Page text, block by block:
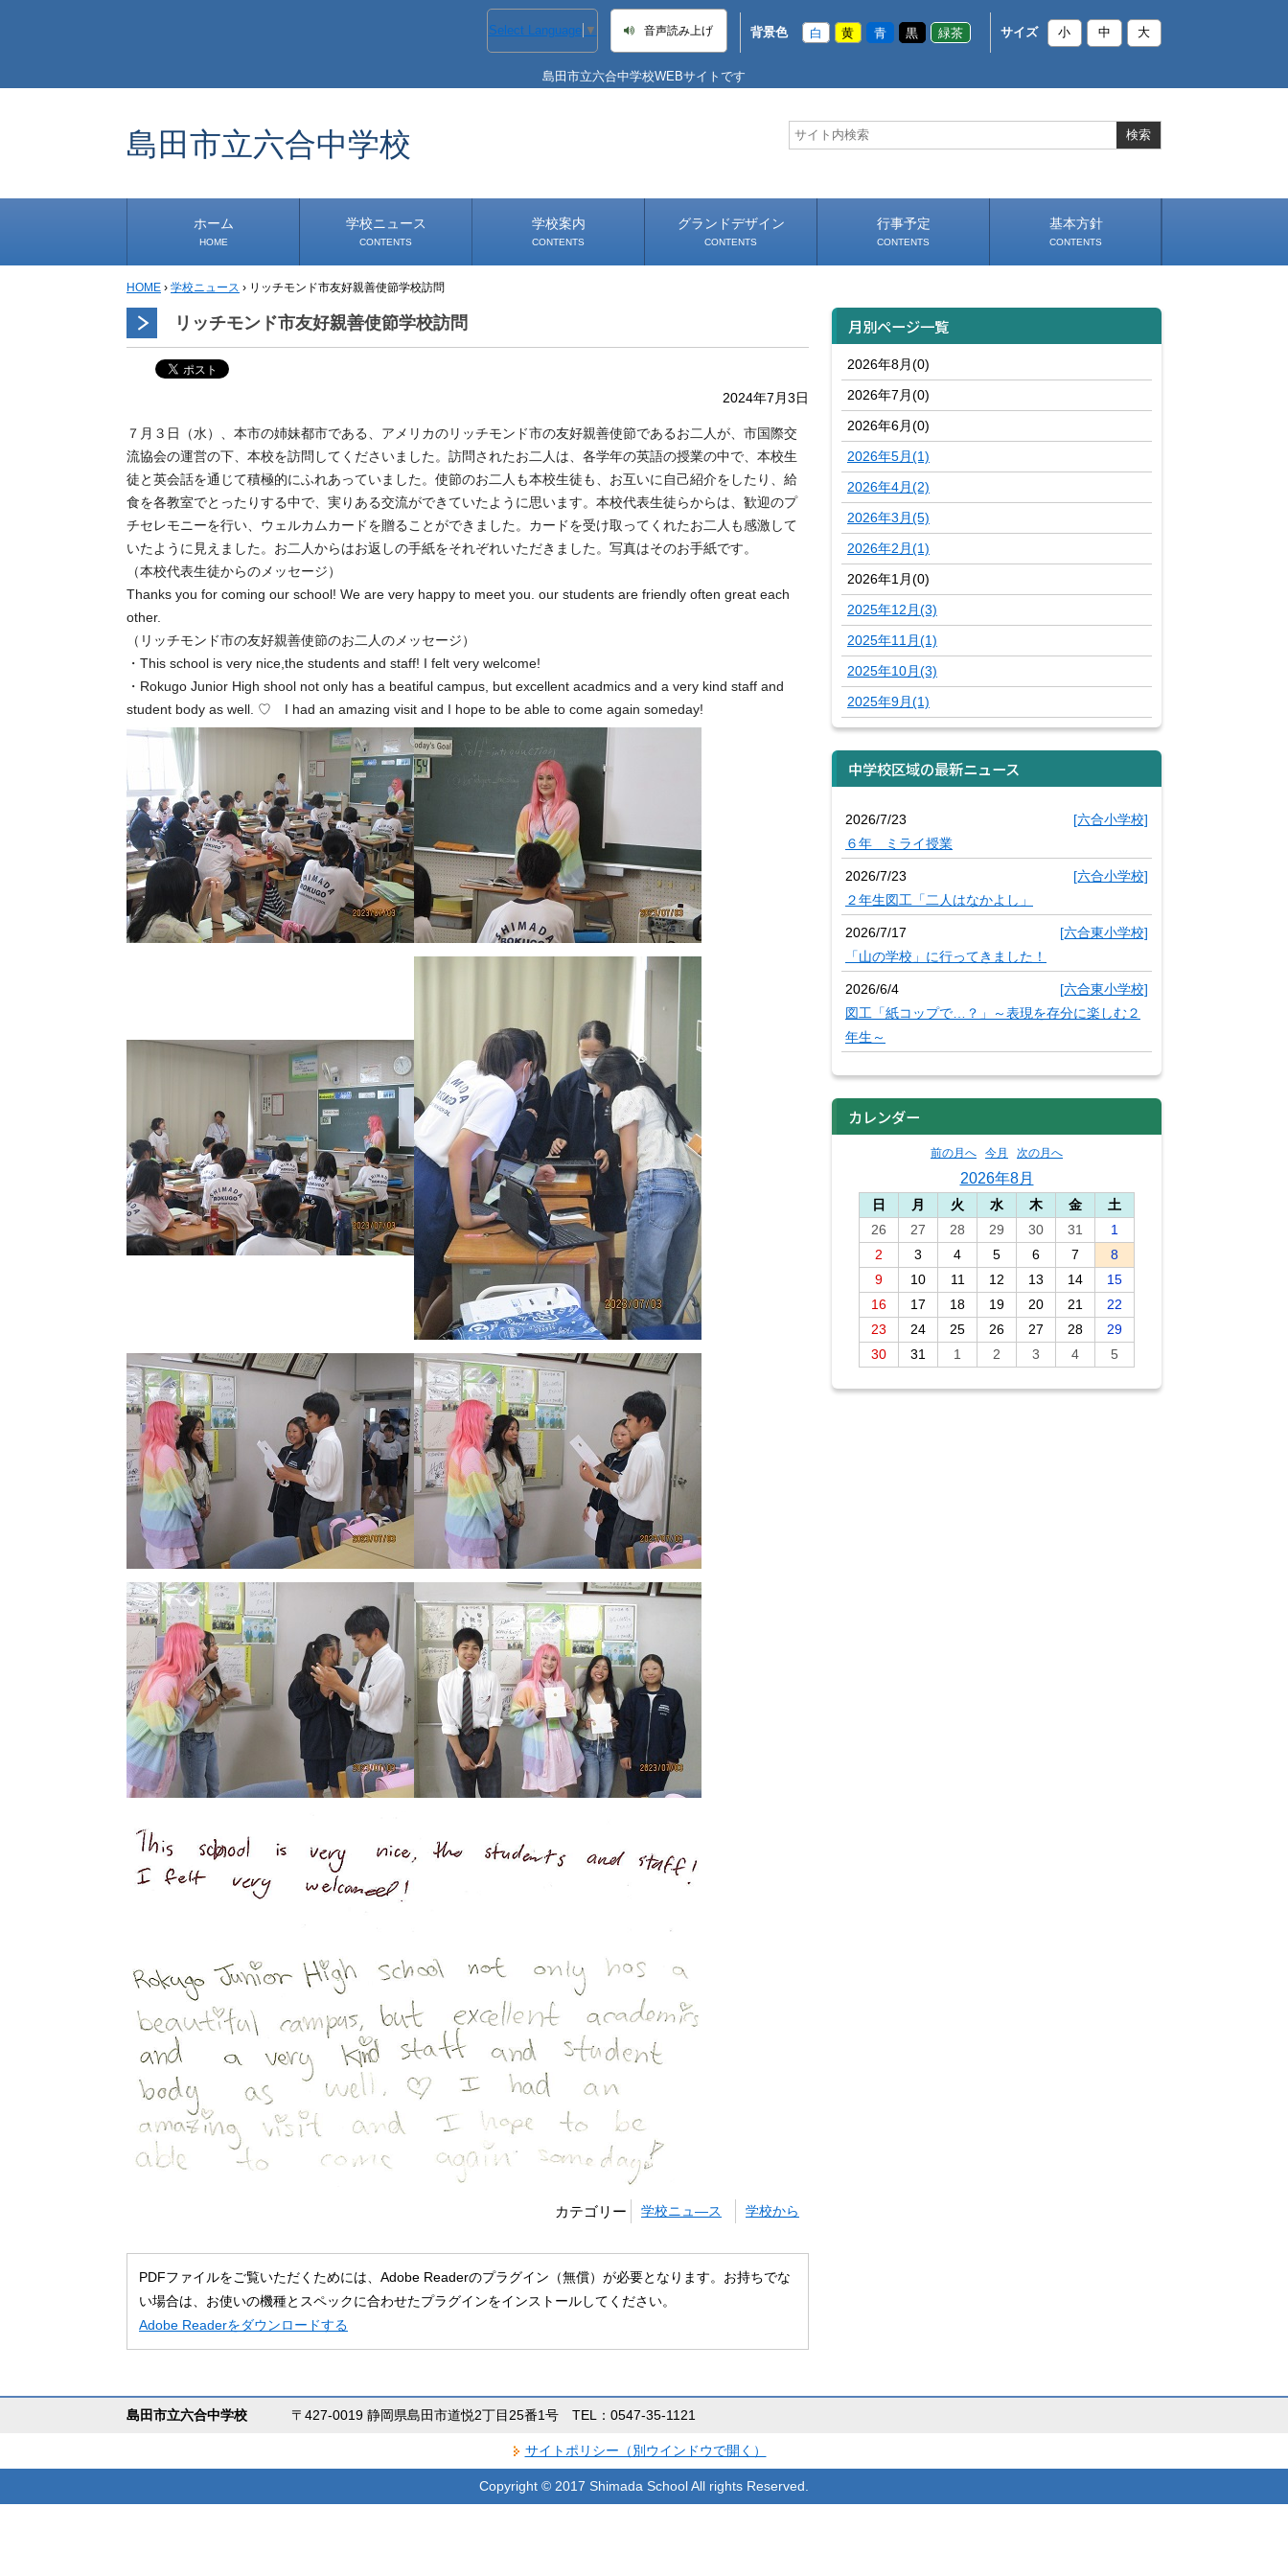
Select Language ▼ 音声読み上げ 背景色 白 黄 青 黒 緑茶 サイズ 小 中 大
島田市立六合中学校WEBサイトです
島田市立六合中学校
ホーム
HOME
学校ニュース
CONTENTS
学校から
安心・安全
1年生
2年生
3年生
事務・保健室から
児童会・部活から
研修
小中連携事業
その他
道徳教育推進事業
生徒発信コーナー
学校案内
CONTENTS
グランドデザイン
CONTENTS
行事予定
CONTENTS
基本方針
CONTENTS
HOME › 学校ニュース › リッチモンド市友好親善使節学校訪問
リッチモンド市友好親善使節学校訪問
2024年7月3日
７月３日（水）、本市の姉妹都市である、アメリカのリッチモンド市の友好親善使節であるお二人が、市国際交
流協会の運営の下、本校を訪問してくださいました。訪問されたお二人は、各学年の英語の授業の中で、本校生
徒と英会話を通じて積極的にふれあっていました。使節のお二人も本校生徒も、お互いに自己紹介をしたり、給
食を各教室でとったりする中で、実りある交流ができていたように思います。本校代表生徒らからは、歓迎のプ
チセレモニーを行い、ウェルカムカードを贈ることができました。カードを受け取ってくれたお二人も感激して
いたように見えました。お二人からはお返しの手紙をそれぞれいただきました。写真はそのお手紙です。
（本校代表生徒からのメッセージ）
Thanks you for coming our school! We are very happy to meet you. our students are friendly often great each
other.
（リッチモンド市の友好親善使節のお二人のメッセージ）
・This school is very nice,the students and staff! I felt very welcome!
・Rokugo Junior High shool not only has a beatiful campus, but excellent acadmics and a very kind staff and
student body as well. ♡ I had an amazing visit and I hope to be able to come again someday!
カテゴリー 学校ニュ―ス 学校から
PDFファイルをご覧いただくためには、Adobe Readerのプラグイン（無償）が必要となります。お持ちでな
い場合は、お使いの機種とスペックに合わせたプラグインをインストールしてください。
Adobe Readerをダウンロードする
月別ページ一覧
2026年8月(0)
2026年7月(0)
2026年6月(0)
2026年5月(1)
2026年4月(2)
2026年3月(5)
2026年2月(1)
2026年1月(0)
2025年12月(3)
2025年11月(1)
2025年10月(3)
2025年9月(1)
中学校区域の最新ニュース
2026/7/23
[六合小学校]
６年 ミライ授業
2026/7/23
[六合小学校]
２年生図工「二人はなかよし」
2026/7/17
[六合東小学校]
「山の学校」に行ってきました！
2026/6/4
[六合東小学校]
図工「紙コップで…？」～表現を存分に楽しむ２
年生～
カレンダー
前の月へ 今月 次の月へ
2026年8月
日 月 火 水 木 金
土
26
27 28 29 30 31
1
2
3 4 5 6 7
8
9
10 11 12 13 14
15
16
17 18 19 20 21
22
23
24 25 26 27 28
29
30
31 1 2 3 4 5
島田市立六合中学校 〒427-0019 静岡県島田市道悦2丁目25番1号 TEL：0547-35-1121
サイトポリシー（別ウインドウで開く）
Copyright © 2017 Shimada School All rights Reserved.